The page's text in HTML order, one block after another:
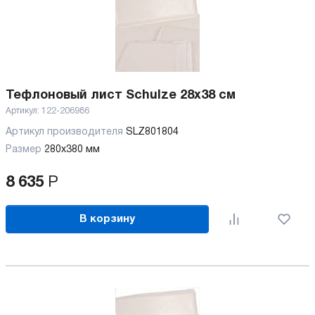
Тефлоновый лист Schulze 28х38 см
Артикул: 122-206986
Артикул производителя SLZ801804
Размер 280х380 мм
8 635 Р
В корзину